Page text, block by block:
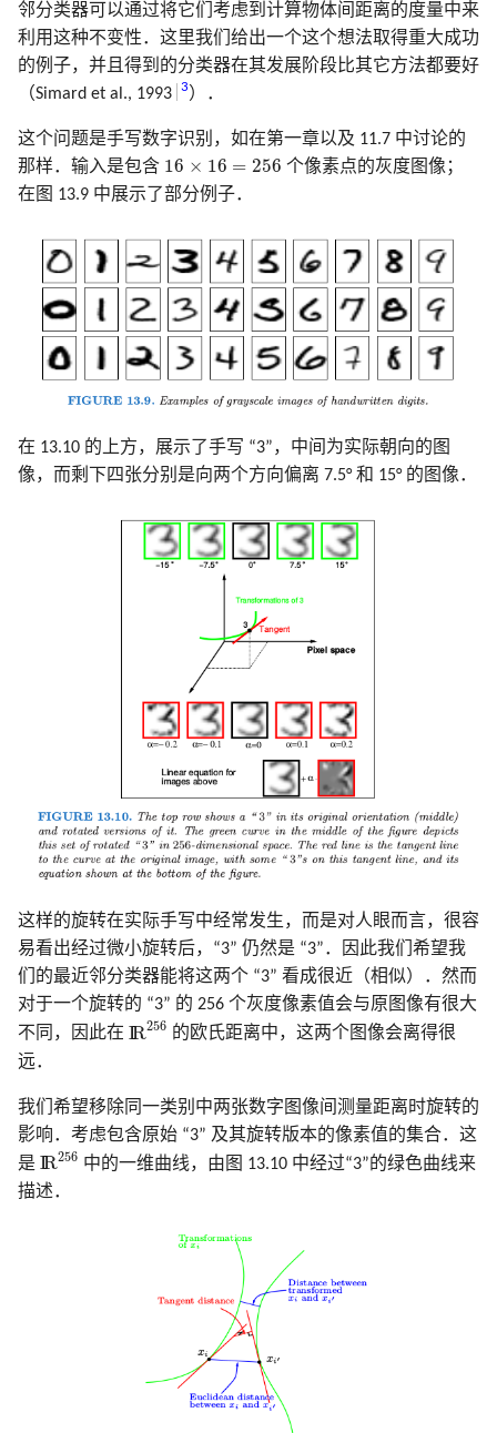
邻分类器可以通过将它们考虑到计算物体间距离的度量中来
利用这种不变性．这里我们给出一个这个想法取得重大成功
的例子，并且得到的分类器在其发展阶段比其它方法都要好
（Simard et al., 1993
3 ）．
这个问题是手写数字识别，如在第一章以及 11.7 中讨论的
那样．输入是包含 16 × 16 = 256
16 × 16=256
个像素点的灰度图像；
在图 13.9 中展示了部分例子．
在 13.10 的上方，展示了手写 “3”，中间为实际朝向的图
像，而剩下四张分别是向两个方向偏离 7.5° 和 15° 的图像．
这样的旋转在实际手写中经常发生，而是对人眼而言，很容
易看出经过微小旋转后，“3” 仍然是 “3”．因此我们希望我
们的最近邻分类器能将这两个 “3” 看成很近（相似）．然而
对于一个旋转的 “3” 的 256 个灰度像素值会与原图像有很大
不同，因此在 IR256
256
的欧氏距离中，这两个图像会离得很
远．
我们希望移除同一类别中两张数字图像间测量距离时旋转的
影响．考虑包含原始 “3” 及其旋转版本的像素值的集合．这
是 IR256
256
中的一维曲线，由图 13.10 中经过“3”的绿色曲线来
描述．